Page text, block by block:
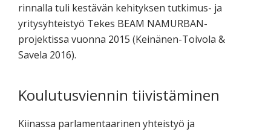
rinnalla tuli kestävän kehityksen tutkimus- ja
yritysyhteistyö Tekes BEAM NAMURBAN-
projektissa vuonna 2015 (Keinänen-Toivola &
Savela 2016).
Koulutusviennin tiivistäminen
Kiinassa parlamentaarinen yhteistyö ja